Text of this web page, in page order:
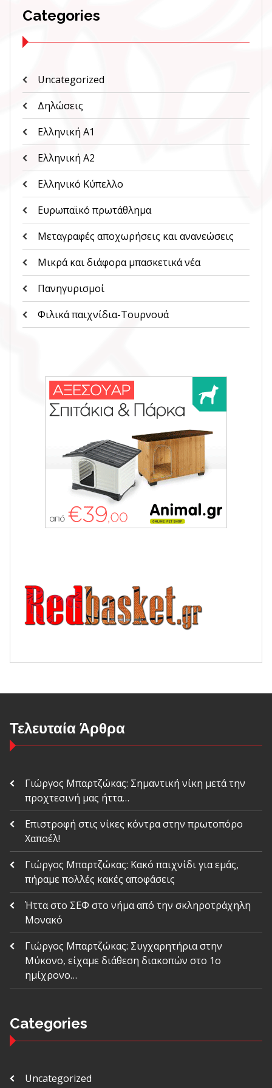
Categories
Uncategorized
Δηλώσεις
Ελληνική Α1
Ελληνική Α2
Ελληνικό Κύπελλο
Ευρωπαϊκό πρωτάθλημα
Μεταγραφές αποχωρήσεις και ανανεώσεις
Μικρά και διάφορα μπασκετικά νέα
Πανηγυρισμοί
Φιλικά παιχνίδια-Τουρνουά
Τελευταία Άρθρα
Γιώργος Μπαρτζώκας: Σημαντική νίκη μετά την
προχτεσινή μας ήττα…
Επιστροφή στις νίκες κόντρα στην πρωτοπόρο
Χαποέλ!
Γιώργος Μπαρτζώκας: Κακό παιχνίδι για εμάς,
πήραμε πολλές κακές αποφάσεις
Ήττα στο ΣΕΦ στο νήμα από την σκληροτράχηλη
Μονακό
Γιώργος Μπαρτζώκας: Συγχαρητήρια στην
Μύκονο, είχαμε διάθεση διακοπών στο 1ο
ημίχρονο…
Categories
Uncategorized